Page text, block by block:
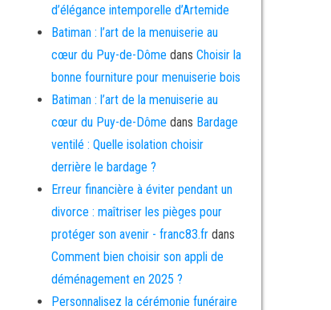
d’élégance intemporelle d’Artemide
Batiman : l’art de la menuiserie au
cœur du Puy-de-Dôme dans Choisir la
bonne fourniture pour menuiserie bois
Batiman : l’art de la menuiserie au
cœur du Puy-de-Dôme dans Bardage
ventilé : Quelle isolation choisir
derrière le bardage ?
Erreur financière à éviter pendant un
divorce : maîtriser les pièges pour
protéger son avenir - franc83.frdans
Comment bien choisir son appli de
déménagement en 2025 ?
Personnalisez la cérémonie funéraire